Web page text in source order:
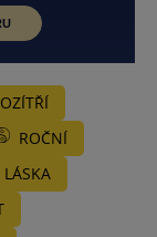
ROČNÍ
LÁSKA